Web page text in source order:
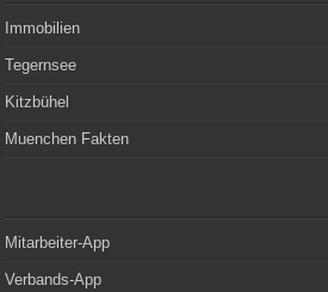
Immobilien
Tegernsee
Kitzbühel
Muenchen Fakten
Mitarbeiter-App
Verbands-App